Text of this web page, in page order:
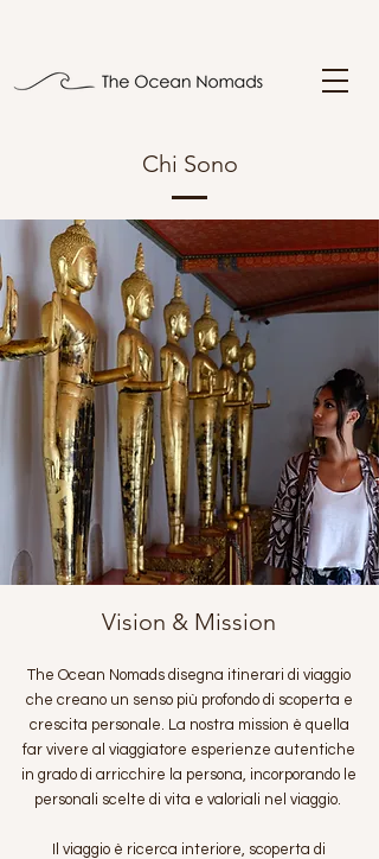
Chi Sono
Vision & Mission
The Ocean Nomads disegna itinerari di viaggio
che creano un senso più profondo di scoperta e
crescita personale. La nostra mission è quella
far vivere al viaggiatore esperienze autentiche
in grado di arricchire la persona, incorporando le
personali scelte di vita e valoriali nel viaggio.
Il viaggio è ricerca interiore, scoperta di